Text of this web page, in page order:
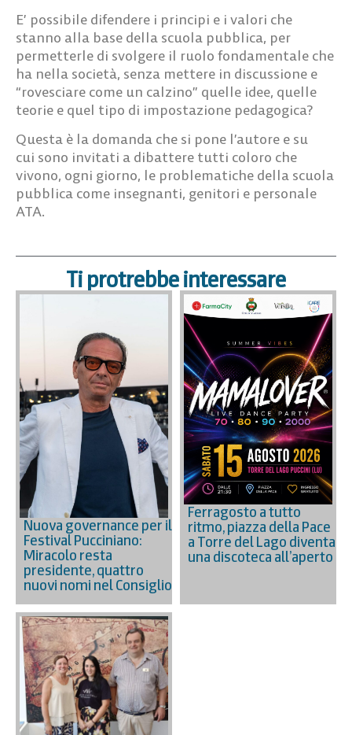
E’ possibile difendere i principi e i valori che
stanno alla base della scuola pubblica, per
permetterle di svolgere il ruolo fondamentale che
ha nella società, senza mettere in discussione e
“rovesciare come un calzino” quelle idee, quelle
teorie e quel tipo di impostazione pedagogica?
Questa è la domanda che si pone l’autore e su
cui sono invitati a dibattere tutti coloro che
vivono, ogni giorno, le problematiche della scuola
pubblica come insegnanti, genitori e personale
ATA.
Ti protrebbe interessare
Nuova governance per il
Festival Pucciniano:
Miracolo resta
presidente, quattro
nuovi nomi nel Consiglio
Ferragosto a tutto
ritmo, piazza della Pace
a Torre del Lago diventa
una discoteca all’aperto